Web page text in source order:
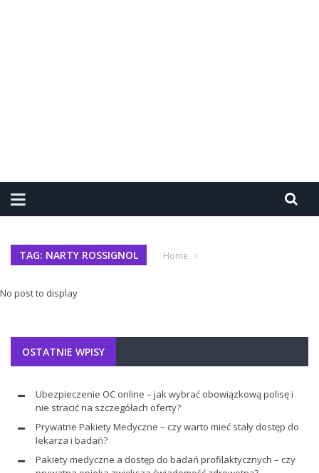
TAG: NARTY ROSSIGNOL Home ›
No post to display
OSTATNIE WPISY
Ubezpieczenie OC online – jak wybrać obowiązkową polisę i
nie stracić na szczegółach oferty?
Prywatne Pakiety Medyczne – czy warto mieć stały dostęp do
lekarza i badań?
Pakiety medyczne a dostęp do badań profilaktycznych – czy